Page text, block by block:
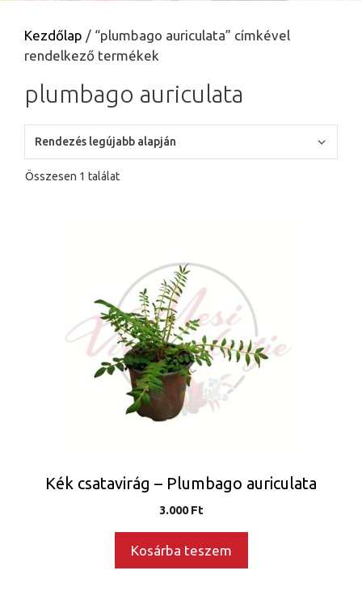
Kezdőlap / “plumbago auriculata” címkével
rendelkező termékek
plumbago auriculata
Összesen 1 találat
Kék csatavirág – Plumbago auriculata
3.000Ft
Kosárba teszem